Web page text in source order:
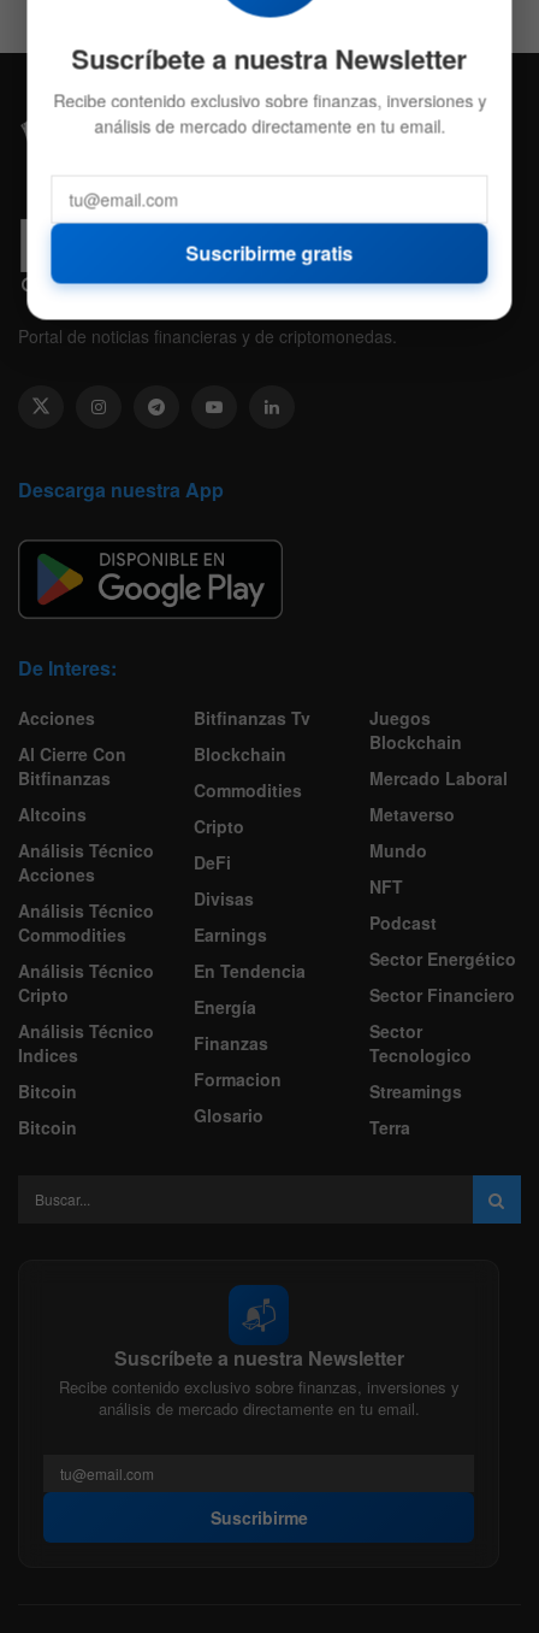
Portal de noticias financieras y de criptomonedas.
Descarga nuestra App
De Interes:
Acciones
Al Cierre Con
Bitfinanzas
Altcoins
Análisis Técnico
Acciones
Análisis Técnico
Commodities
Análisis Técnico
Cripto
Análisis Técnico
Indices
Bitcoin
Bitcoin
Bitfinanzas Tv
Blockchain
Commodities
Cripto
DeFi
Divisas
Earnings
En Tendencia
Energía
Finanzas
Formacion
Glosario
Juegos
Blockchain
Mercado Laboral
Metaverso
Mundo
NFT
Podcast
Sector Energético
Sector Financiero
Sector
Tecnologico
Streamings
Terra
📬
Suscríbete a nuestra Newsletter
Recibe contenido exclusivo sobre finanzas, inversiones y
análisis de mercado directamente en tu email.
Suscribirme
Suscríbete a nuestra Newsletter
Recibe contenido exclusivo sobre finanzas, inversiones y
análisis de mercado directamente en tu email.
Suscribirme gratis